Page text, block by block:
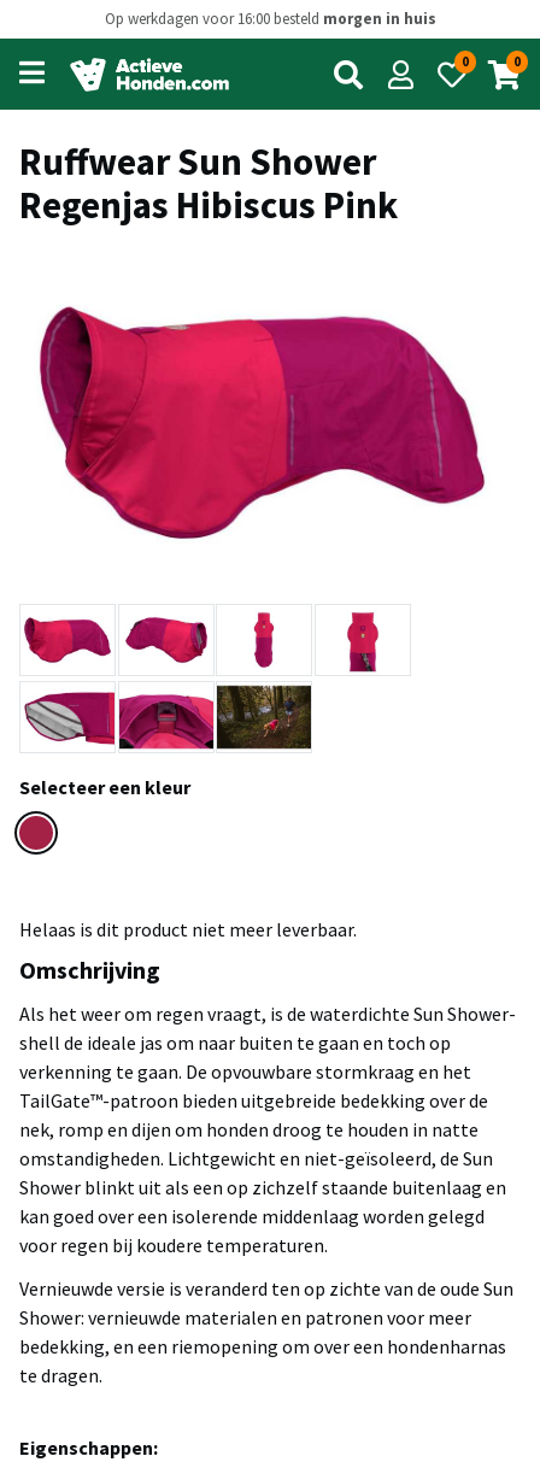
Op werkdagen voor 16:00 besteld morgen in huis
Open
main
menu
0 0
Ruffwear Sun Shower
Regenjas Hibiscus Pink
Selecteer een kleur
Helaas is dit product niet meer leverbaar.
Omschrijving
Als het weer om regen vraagt, is de waterdichte Sun Shower-
shell de ideale jas om naar buiten te gaan en toch op
verkenning te gaan. De opvouwbare stormkraag en het
TailGate™-patroon bieden uitgebreide bedekking over de
nek, romp en dijen om honden droog te houden in natte
omstandigheden. Lichtgewicht en niet-geïsoleerd, de Sun
Shower blinkt uit als een op zichzelf staande buitenlaag en
kan goed over een isolerende middenlaag worden gelegd
voor regen bij koudere temperaturen.
Vernieuwde versie is veranderd ten op zichte van de oude Sun
Shower: vernieuwde materialen en patronen voor meer
bedekking, en een riemopening om over een hondenharnas
te dragen.
Eigenschappen: